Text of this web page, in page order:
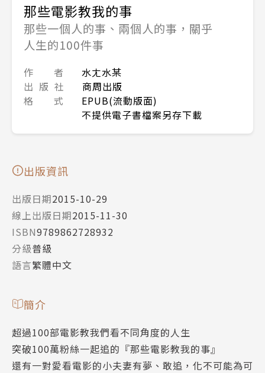
那些電影教我的事
那些一個人的事、兩個人的事，關乎
人生的100件事
作 者
水ㄤ水某
出 版 社
商周出版
格 式
EPUB(流動版面)
不提供電子書檔案另存下載
出版資訊
出版日期2015-10-29
線上出版日期2015-11-30
ISBN9789862728932
分級普級
語言繁體中文
簡介
超過100部電影教我們看不同角度的人生
突破100萬粉絲一起追的『那些電影教我的事』
還有一對愛看電影的小夫妻有夢、敢追，化不可能為可